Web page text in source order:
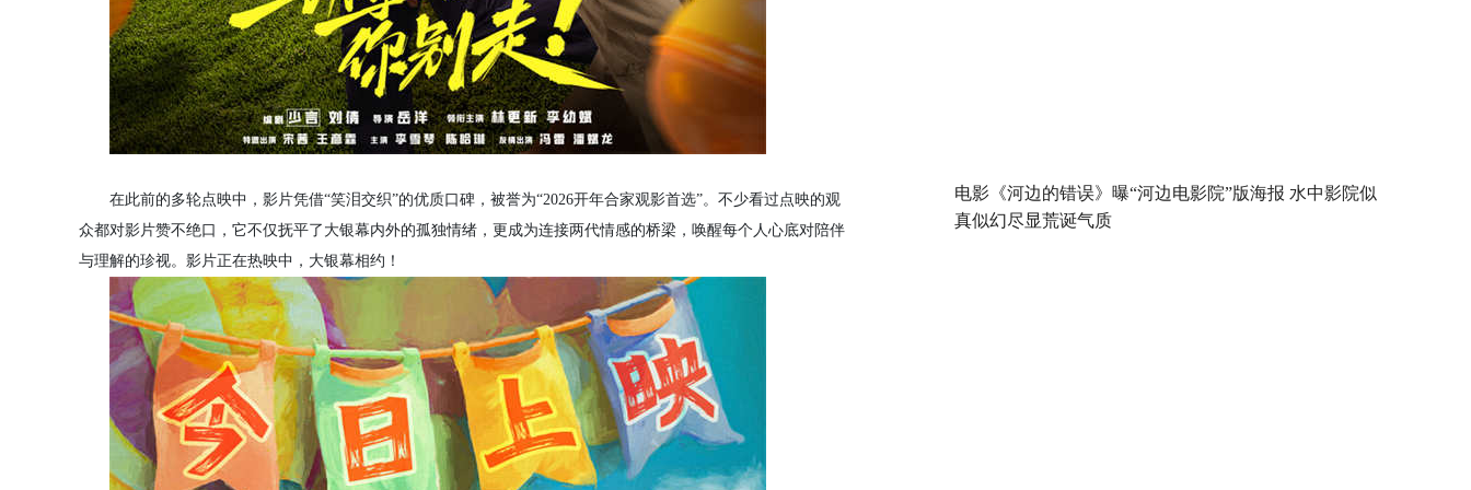
在此前的多轮点映中，影片凭借“笑泪交织”的优质口碑，被誉为“2026开年合家观影首选”。不少看过点映的观
众都对影片赞不绝口，它不仅抚平了大银幕内外的孤独情绪，更成为连接两代情感的桥梁，唤醒每个人心底对陪伴
与理解的珍视。影片正在热映中，大银幕相约！
电影《河边的错误》曝“河边电影院”版海报 水中影院似
真似幻尽显荒诞气质